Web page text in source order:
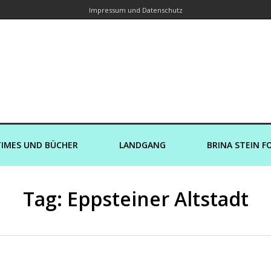
Impressum und Datenschutz
UND BÜCHER LANDGANG BRINA STEIN
Tag: Eppsteiner Altstadt